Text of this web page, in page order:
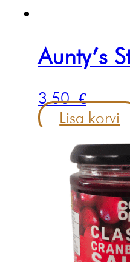
Aunty’s
3.50€
Lisa korvi